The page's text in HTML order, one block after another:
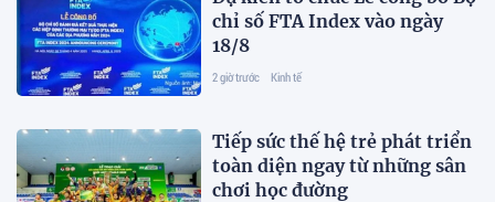
chỉ số FTA Index vào ngày
18/8
2 giờ trước Kinh tế
Tiếp sức thế hệ trẻ phát triển
toàn diện ngay từ những sân
chơi học đường